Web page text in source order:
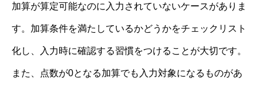
加算が算定可能なのに入力されていないケースがありま
す。加算条件を満たしているかどうかをチェックリスト
化し、入力時に確認する習慣をつけることが大切です。
また、点数が0となる加算でも入力対象になるものがあ